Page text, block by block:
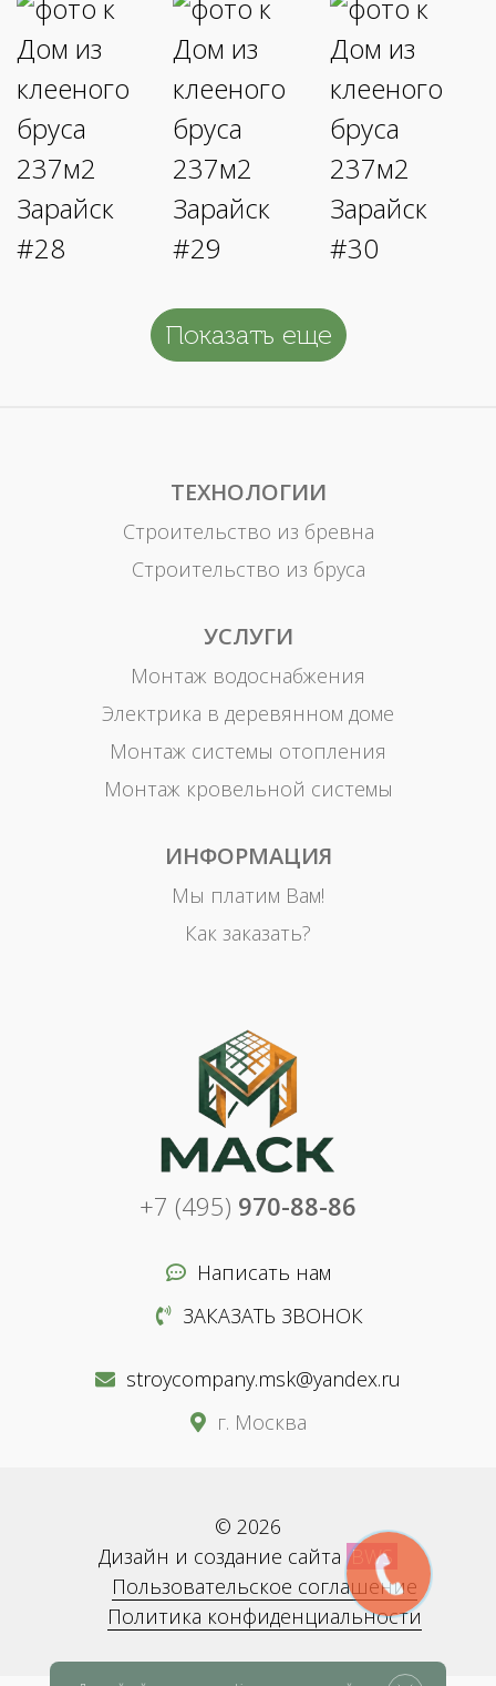
Показать еще
ТЕХНОЛОГИИ
Строительство из бревна
Строительство из бруса
УСЛУГИ
Монтаж водоснабжения
Электрика в деревянном доме
Монтаж системы отопления
Монтаж кровельной системы
ИНФОРМАЦИЯ
Мы платим Вам!
Как заказать?
+7 (495) 970-88-86
Написать нам
ЗАКАЗАТЬ ЗВОНОК
stroycompany.msk@yandex.ru
г. Москва
© 2026
Дизайн и создание сайтаBWS
Пользовательское соглашение
Политика конфиденциальности